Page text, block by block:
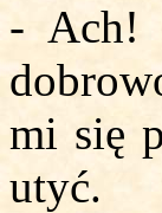
- Ach!
mi się
utyć.